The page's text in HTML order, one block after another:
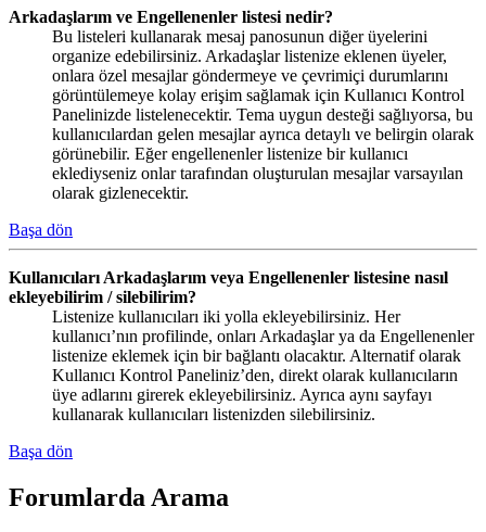
Arkadaşlarım ve Engellenenler listesi nedir?
Bu listeleri kullanarak mesaj panosunun diğer üyelerini
organize edebilirsiniz. Arkadaşlar listenize eklenen üyeler,
onlara özel mesajlar göndermeye ve çevrimiçi durumlarını
görüntülemeye kolay erişim sağlamak için Kullanıcı Kontrol
Panelinizde listelenecektir. Tema uygun desteği sağlıyorsa, bu
kullanıcılardan gelen mesajlar ayrıca detaylı ve belirgin olarak
görünebilir. Eğer engellenenler listenize bir kullanıcı
eklediyseniz onlar tarafından oluşturulan mesajlar varsayılan
olarak gizlenecektir.
Başa dön
Kullanıcıları Arkadaşlarım veya Engellenenler listesine nasıl
ekleyebilirim / silebilirim?
Listenize kullanıcıları iki yolla ekleyebilirsiniz. Her
kullanıcı’nın profilinde, onları Arkadaşlar ya da Engellenenler
listenize eklemek için bir bağlantı olacaktır. Alternatif olarak
Kullanıcı Kontrol Paneliniz’den, direkt olarak kullanıcıların
üye adlarını girerek ekleyebilirsiniz. Ayrıca aynı sayfayı
kullanarak kullanıcıları listenizden silebilirsiniz.
Başa dön
Forumlarda Arama